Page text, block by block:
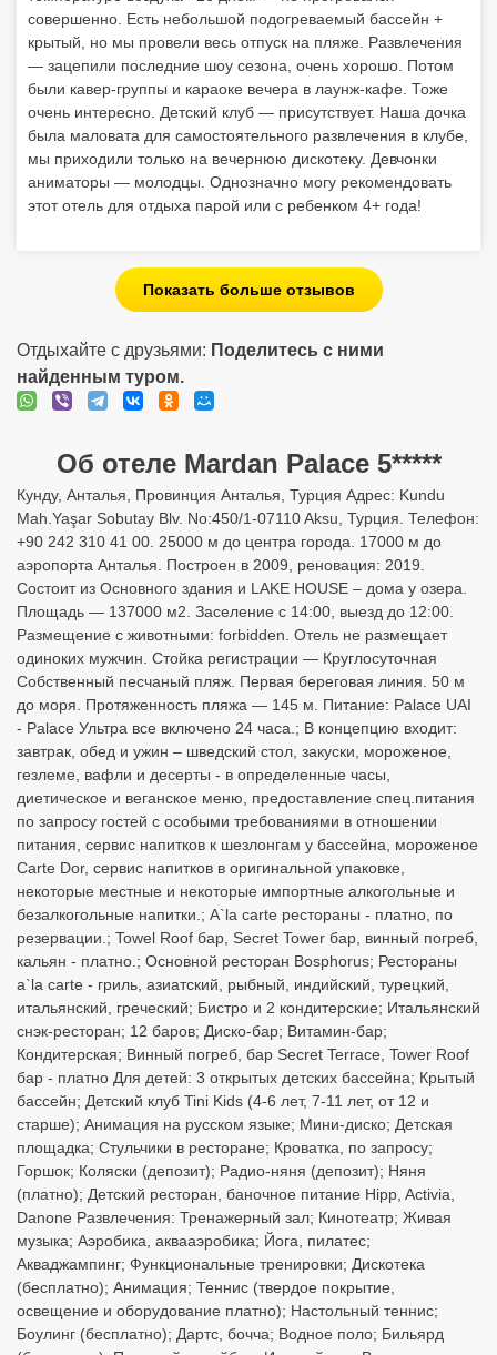
совершенно. Есть небольшой подогреваемый бассейн +
крытый, но мы провели весь отпуск на пляже. Развлечения
— зацепили последние шоу сезона, очень хорошо. Потом
были кавер-группы и караоке вечера в лаунж-кафе. Тоже
очень интересно. Детский клуб — присутствует. Наша дочка
была маловата для самостоятельного развлечения в клубе,
мы приходили только на вечернюю дискотеку. Девчонки
аниматоры — молодцы. Однозначно могу рекомендовать
этот отель для отдыха парой или с ребенком 4+ года!
Показать больше отзывов
Отдыхайте с друзьями: Поделитесь с ними
найденным туром.
Об отеле Mardan Palace 5*****
Кунду, Анталья, Провинция Анталья, Турция Адрес: Kundu
Mah.Yaşar Sobutay Blv. No:450/1-07110 Aksu, Турция. Телефон:
+90 242 310 41 00. 25000 м до центра города. 17000 м до
аэропорта Анталья. Построен в 2009, реновация: 2019.
Состоит из Основного здания и LAKE HOUSE – дома у озера.
Площадь — 137000 м2. Заселение с 14:00, выезд до 12:00.
Размещение с животными: forbidden. Отель не размещает
одиноких мужчин. Стойка регистрации — Круглосуточная
Собственный песчаный пляж. Первая береговая линия. 50 м
до моря. Протяженность пляжа — 145 м. Питание: Palace UAI
- Palace Ультра все включено 24 часа.; В концепцию входит:
завтрак, обед и ужин – шведский стол, закуски, мороженое,
гезлеме, вафли и десерты - в определенные часы,
диетическое и веганское меню, предоставление спец.питания
по запросу гостей с особыми требованиями в отношении
питания, сервис напитков к шезлонгам у бассейна, мороженое
Carte Dor, сервис напитков в оригинальной упаковке,
некоторые местные и некоторые импортные алкогольные и
безалкогольные напитки.; А`la carte рестораны - платно, по
резервации.; Towel Roof бар, Secret Tower бар, винный погреб,
кальян - платно.; Основной ресторан Bosphorus; Рестораны
a`la carte - гриль, азиатский, рыбный, индийский, турецкий,
итальянский, греческий; Бистро и 2 кондитерские; Итальянский
снэк-ресторан; 12 баров; Диско-бар; Витамин-бар;
Кондитерская; Винный погреб, бар Secret Terrace, Tower Roof
бар - платно Для детей: 3 открытых детских бассейна; Крытый
бассейн; Детский клуб Tini Kids (4-6 лет, 7-11 лет, от 12 и
старше); Анимация на русском языке; Мини-диско; Детская
площадка; Стульчики в ресторане; Кроватка, по запросу;
Горшок; Коляски (депозит); Радио-няня (депозит); Няня
(платно); Детский ресторан, баночное питание Hipp, Activia,
Danone Развлечения: Тренажерный зал; Кинотеатр; Живая
музыка; Аэробика, аквааэробика; Йога, пилатес;
Акваджампинг; Функциональные тренировки; Дискотека
(бесплатно); Анимация; Теннис (твердое покрытие,
освещение и оборудование платно); Настольный теннис;
Боулинг (бесплатно); Дартс, бочча; Водное поло; Бильярд